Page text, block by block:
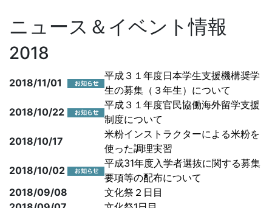
ニュース＆イベント情報
2018
2018/11/01
平成３１年度日本学生支援機構奨学
生の募集（３年生）について
2018/10/22
平成３１年度官民協働海外留学支援
制度について
2018/10/17
米粉インストラクターによる米粉を
使った調理実習
2018/10/02
平成31年度入学者選抜に関する募集
要項等の配布について
2018/09/08
文化祭２日目